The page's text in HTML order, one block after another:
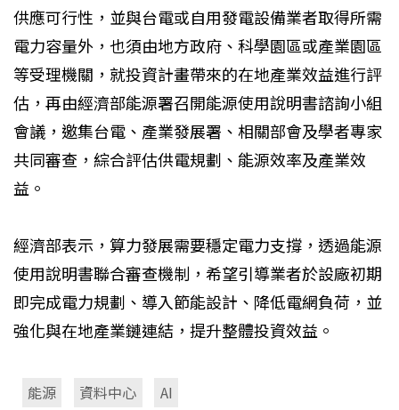
供應可行性，並與台電或自用發電設備業者取得所需
電力容量外，也須由地方政府、科學園區或產業園區
等受理機關，就投資計畫帶來的在地產業效益進行評
估，再由經濟部能源署召開能源使用說明書諮詢小組
會議，邀集台電、產業發展署、相關部會及學者專家
共同審查，綜合評估供電規劃、能源效率及產業效
益。
經濟部表示，算力發展需要穩定電力支撐，透過能源
使用說明書聯合審查機制，希望引導業者於設廠初期
即完成電力規劃、導入節能設計、降低電網負荷，並
強化與在地產業鏈連結，提升整體投資效益。
能源 資料中心 AI